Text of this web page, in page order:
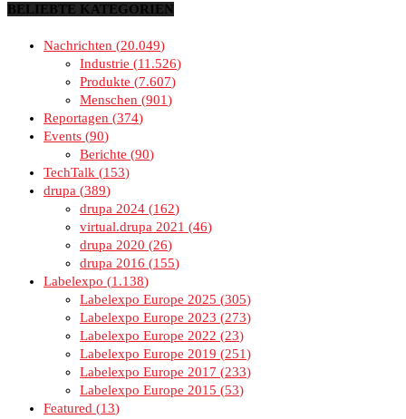
BELIEBTE KATEGORIEN
Nachrichten
20.049
Industrie
11.526
Produkte
7.607
Menschen
901
Reportagen
374
Events 90
Berichte
90
TechTalk
153
drupa
389
drupa 2024
162
virtual.drupa 2021
46
drupa 2020
26
drupa 2016
155
Labelexpo
1.138
Labelexpo Europe 2025
305
Labelexpo Europe 2023
273
Labelexpo Europe 2022
23
Labelexpo Europe 2019
251
Labelexpo Europe 2017
233
Labelexpo Europe 2015
53
Featured
13